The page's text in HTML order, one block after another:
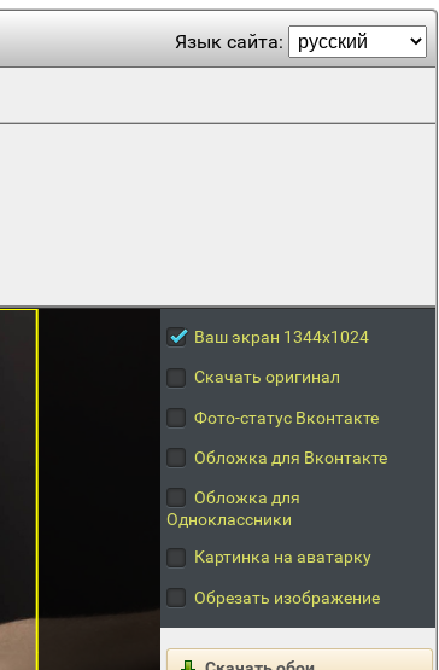
Язык сайта:
Ваш экран 1344x1024
Скачать оригинал
Фото-статус Вконтакте
Обложка для Вконтакте
Обложка для
Одноклассники
Картинка на аватарку
Обрезать изображение